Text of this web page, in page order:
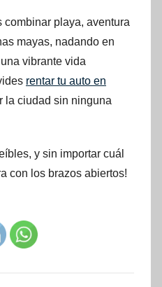
combinar playa, aventura
mayas, nadando en
vibrante vida
rentar tu auto en
la ciudad sin ninguna
y sin importar cuál
con los brazos abiertos!